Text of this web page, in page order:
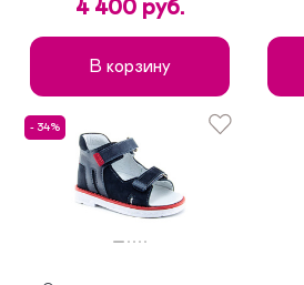
4 400 руб.
В корзину
- 34%